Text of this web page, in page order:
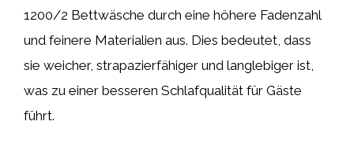
1200/2 Bettwäsche durch eine höhere Fadenzahl
und feinere Materialien aus. Dies bedeutet, dass
sie weicher, strapazierfähiger und langlebiger ist,
was zu einer besseren Schlafqualität für Gäste
führt.